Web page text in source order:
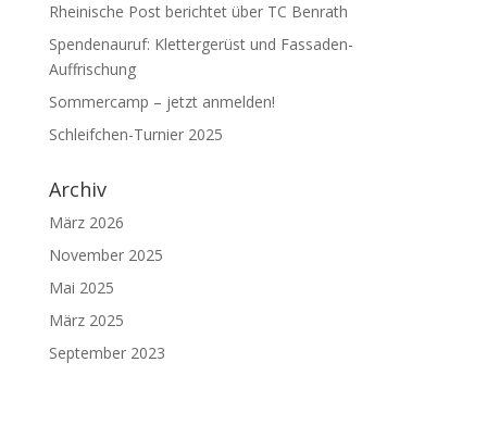
Rheinische Post berichtet über TC Benrath
Spendenauruf: Klettergerüst und Fassaden-
Auffrischung
Sommercamp – jetzt anmelden!
Schleifchen-Turnier 2025
Archiv
März 2026
November 2025
Mai 2025
März 2025
September 2023